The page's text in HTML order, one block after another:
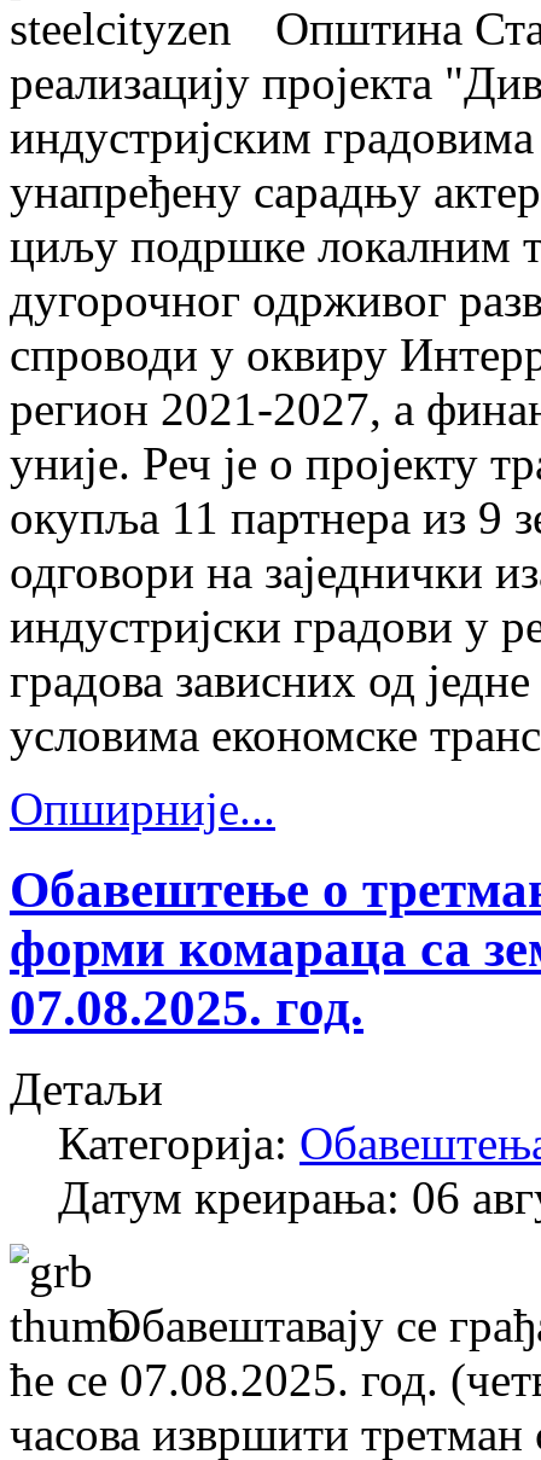
Општина
реализацију пројекта
индустријским
унапређену сарадњу
циљу подршке локалним
дугорочног одрживог
спроводи у оквиру
регион 2021-2027, а
уније. Реч је о пројекту
окупља 11 партнера из 9
одговори на заједнички
индустријски градови у
градова зависних од
условима економске
Опширније...
Обавештење о
форми комараца са
07.08.2025. год.
Детаљи
Категорија:
Датум креирања: 06
Обавештавају се
ће се 07.08.2025. год.
часова извршити